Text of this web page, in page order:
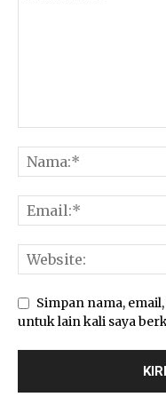
Simpan nama,
untuk lain kali saya